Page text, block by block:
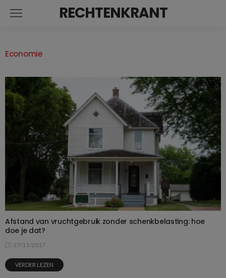
RECHTENKRANT
Economie
Afstand van vruchtgebruik zonder schenkbelasting: hoe
doe je dat?
27/11/2017
VERDER LEZEN